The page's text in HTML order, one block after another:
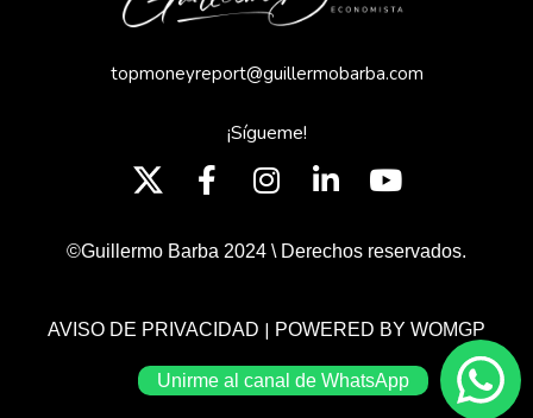
topmoneyreport@guillermobarba.com
¡Sígueme!
©Guillermo Barba 2024 \ Derechos reservados.
AVISO DE PRIVACIDAD | POWERED BY WOMGP
Unirme al canal de WhatsApp